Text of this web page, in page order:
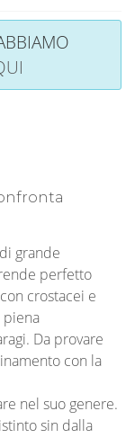
grande
perfetto
crostacei e
piena
Da provare
con la
nel suo genere.
sin dalla